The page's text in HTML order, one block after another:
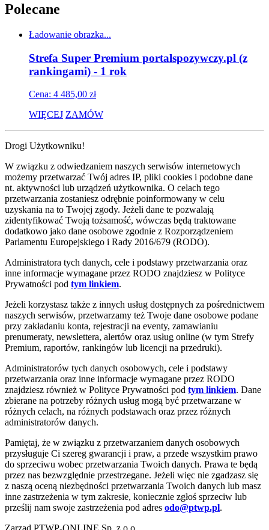
Polecane
Ładowanie obrazka...
Strefa Super Premium portalspozywczy.pl (z
rankingami) - 1 rok
Cena: 4 485,00 zł
WIĘCEJ ZAMÓW
Drogi Użytkowniku!
W związku z odwiedzaniem naszych serwisów internetowych
możemy przetwarzać Twój adres IP, pliki cookies i podobne dane
nt. aktywności lub urządzeń użytkownika. O celach tego
przetwarzania zostaniesz odrębnie poinformowany w celu
uzyskania na to Twojej zgody. Jeżeli dane te pozwalają
zidentyfikować Twoją tożsamość, wówczas będą traktowane
dodatkowo jako dane osobowe zgodnie z Rozporządzeniem
Parlamentu Europejskiego i Rady 2016/679 (RODO).
Administratora tych danych, cele i podstawy przetwarzania oraz
inne informacje wymagane przez RODO znajdziesz w Polityce
Prywatności pod tym linkiem.
Jeżeli korzystasz także z innych usług dostępnych za pośrednictwem
naszych serwisów, przetwarzamy też Twoje dane osobowe podane
przy zakładaniu konta, rejestracji na eventy, zamawianiu
prenumeraty, newslettera, alertów oraz usług online (w tym Strefy
Premium, raportów, rankingów lub licencji na przedruki).
Administratorów tych danych osobowych, cele i podstawy
przetwarzania oraz inne informacje wymagane przez RODO
znajdziesz również w Polityce Prywatności pod tym linkiem. Dane
zbierane na potrzeby różnych usług mogą być przetwarzane w
różnych celach, na różnych podstawach oraz przez różnych
administratorów danych.
Pamiętaj, że w związku z przetwarzaniem danych osobowych
przysługuje Ci szereg gwarancji i praw, a przede wszystkim prawo
do sprzeciwu wobec przetwarzania Twoich danych. Prawa te będą
przez nas bezwzględnie przestrzegane. Jeżeli więc nie zgadzasz się
z naszą oceną niezbędności przetwarzania Twoich danych lub masz
inne zastrzeżenia w tym zakresie, koniecznie zgłoś sprzeciw lub
prześlij nam swoje zastrzeżenia pod adres odo@ptwp.pl.